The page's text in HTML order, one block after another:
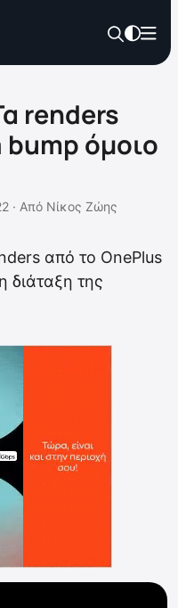
renders
bump όμοιο
· Από Νίκος Ζώης
από το OnePlus
διάταξη της